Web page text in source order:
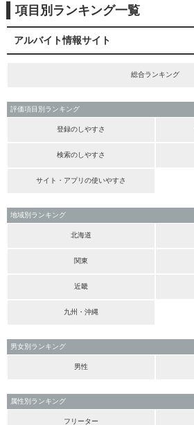
項目別ランキング一覧
アルバイト情報サイト
総合ランキング
評価項目別ランキング
登録のしやすさ
検索のしやすさ
サイト・アプリの使いやすさ
地域別ランキング
北海道
関東
近畿
九州・沖縄
男女別ランキング
男性
属性別ランキング
フリーター